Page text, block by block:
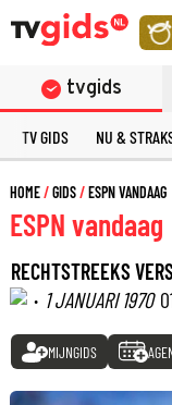
tvgids
TV GIDS NU &
HOME GIDS ESPN VANDAAG
ESPN vandaag
RECHTSTREEKS
· 1 JANUARI 1970
MIJNGIDS